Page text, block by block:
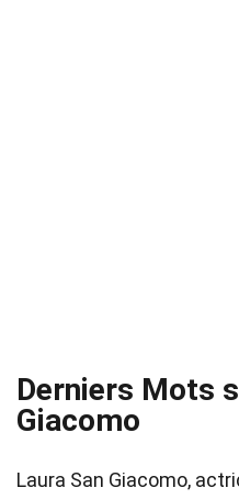
Derniers Mots
Giacomo
Laura San Giacomo,